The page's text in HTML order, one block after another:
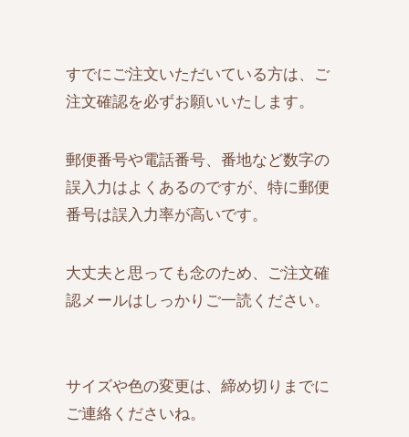
すでにご注文いただいている方は、ご
注文確認を必ずお願いいたします。
郵便番号や電話番号、番地など数字の
誤入力はよくあるのですが、特に郵便
番号は誤入力率が高いです。
大丈夫と思っても念のため、ご注文確
認メールはしっかりご一読ください。
サイズや色の変更は、締め切りまでに
ご連絡くださいね。